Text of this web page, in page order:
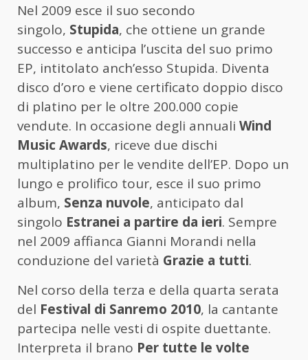
Nel 2009 esce il suo secondo
singolo, Stupida, che ottiene un grande
successo e anticipa l’uscita del suo primo
EP, intitolato anch’esso Stupida. Diventa
disco d’oro e viene certificato doppio disco
di platino per le oltre 200.000 copie
vendute. In occasione degli annuali Wind
Music Awards, riceve due dischi
multiplatino per le vendite dell’EP. Dopo un
lungo e prolifico tour, esce il suo primo
album, Senza nuvole, anticipato dal
singolo Estranei a partire da ieri. Sempre
nel 2009 affianca Gianni Morandi nella
conduzione del varietà Grazie a tutti.
Nel corso della terza e della quarta serata
del Festival di Sanremo 2010, la cantante
partecipa nelle vesti di ospite duettante.
Interpreta il brano Per tutte le volte